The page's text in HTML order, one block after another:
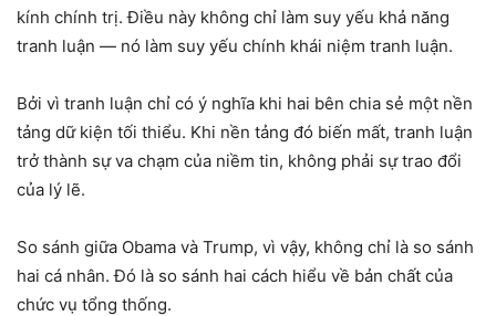
kính chính trị. Điều này không chỉ làm suy yếu khả năng
tranh luận — nó làm suy yếu chính khái niệm tranh luận.
Bởi vì tranh luận chỉ có ý nghĩa khi hai bên chia sẻ một nền
tảng dữ kiện tối thiểu. Khi nền tảng đó biến mất, tranh luận
trở thành sự va chạm của niềm tin, không phải sự trao đổi
của lý lẽ.
So sánh giữa Obama và Trump, vì vậy, không chỉ là so sánh
hai cá nhân. Đó là so sánh hai cách hiểu về bản chất của
chức vụ tổng thống.